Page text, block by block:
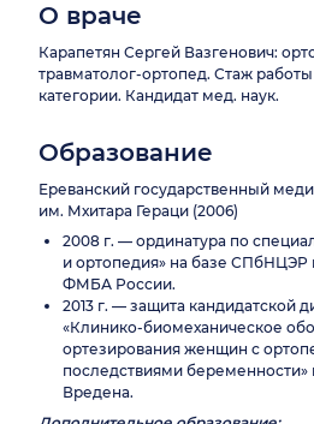
О враче
Карапетян Сергей Вазгенович:
травматолог-ортопед. Стаж
категории. Кандидат мед. наук.
Образование
Ереванский государственный
им. Мхитара Гераци (2006)
2008 г. — ординатура по
и ортопедия» на базе СПбНЦЭР
ФМБА России.
2013 г. — защита кандидатской
«Клинико-биомеханическое
ортезирования женщин с
последствиями
Вредена.